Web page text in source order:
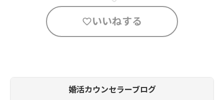
いいねする
婚活カウンセラーブログ